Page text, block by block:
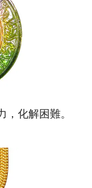
，化解困難。